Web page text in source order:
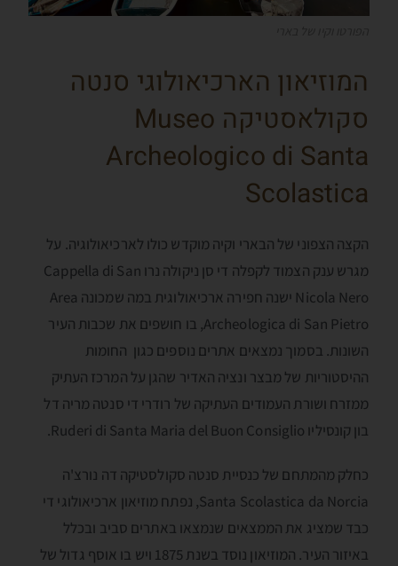
המוזיאון הארכיאולוגי סנטה
סקולאסטיקה Museo
Archeologico di Santa
Scolastica
הקצה הצפוני של הבארי וקיה מוקדש כולו לארכיאולוגיה. על
מגרש ענק הצמוד לקפלה די סן ניקולה נרו Cappella di San
Nicola Nero ישנה חפירה ארכיאולוגית במה שמכונה Area
Archeologica di San Pietro, בו חושפים את שכבות העיר
השונות. בסמוך נמצאים אתרים נוספים כגון החומות
ההיסטוריות של מבצר ונציה האדיר שהגן על המרכז העתיק
ממזרח ושורת העמודים העתיקה של רודרי די סנטה מריה דל
בון קונסיליו Ruderi di Santa Maria del Buon Consiglio.
כחלק מהמתחם של כנסיית סנטה סקולסטיקה דה נורצ'ה
Santa Scolastica da Norcia, נפתח מוזיאון ארכיאולוגי די
כבד שמציג את הממצאים שנמצאו באתרים סביב ובכלל
באיזור העיר. המוזיאון נוסד בשנת 1875 ויש בו אוסף גדול של